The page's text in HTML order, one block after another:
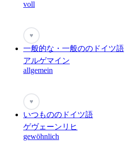
voll
♥
一般的な・一般ののドイツ語
アルゲマイン
allgemein
♥
いつもののドイツ語
ゲヴェーンリヒ
gewöhnlich